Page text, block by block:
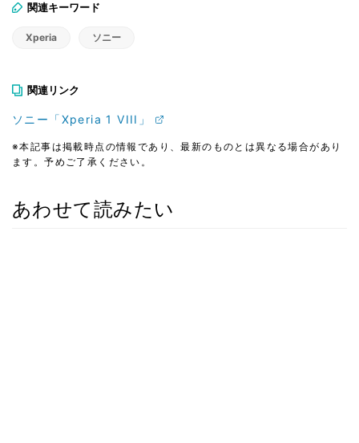
関連キーワード
Xperia ソニー
関連リンク
ソニー「Xperia 1 VIII」
※本記事は掲載時点の情報であり、最新のものとは異なる場合があり
ます。予めご了承ください。
あわせて読みたい